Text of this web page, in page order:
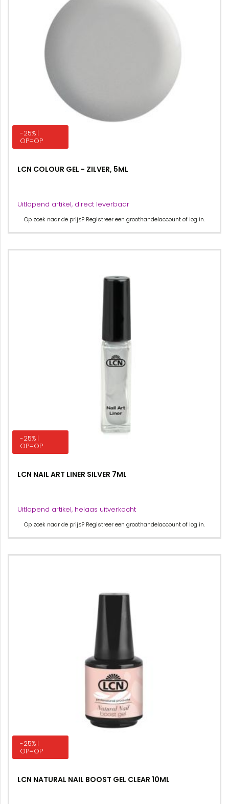
-25% |
OP=OP
LCN COLOUR GEL - ZILVER, 5ML
Uitlopend artikel, direct leverbaar
Op zoek naar de prijs? Registreer een groothandelaccount of log in.
-25% |
OP=OP
LCN NAIL ART LINER SILVER 7ML
Uitlopend artikel, helaas uitverkocht
Op zoek naar de prijs? Registreer een groothandelaccount of log in.
-25% |
OP=OP
LCN NATURAL NAIL BOOST GEL CLEAR 10ML